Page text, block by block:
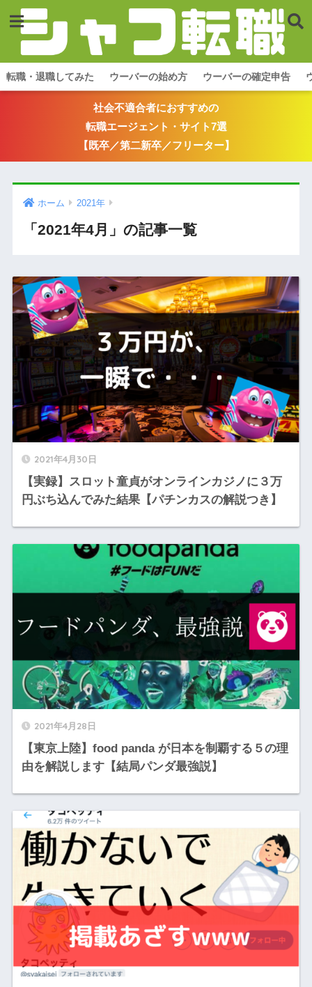
転職・退職してみた ウーバーの始め方 ウーバーの確定申告
社会不適合者におすすめの
転職エージェント・サイト7選
【既卒／第二新卒／フリーター】
ホーム 2021年
「2021年4月」の記事一覧
2021年4月30日
【実録】スロット童貞がオンラインカジノに３万
円ぶち込んでみた結果【パチンカスの解説つき】
2021年4月28日
【東京上陸】food panda が日本を制覇する５の理
由を解説します【結局パンダ最強説】